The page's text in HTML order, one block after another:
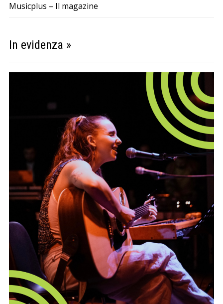
Musicplus – Il magazine
In evidenza »